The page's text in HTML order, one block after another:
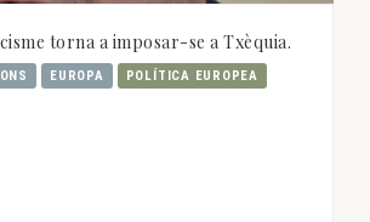
torna a imposar-se a Txèquia.
EUROPA POLÍTICA EUROPEA